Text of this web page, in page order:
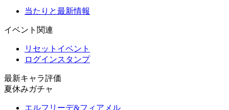
当たりと最新情報
イベント関連
リセットイベント
ログインスタンプ
最新キャラ評価
夏休みガチャ
エルフリーデ&フィアメル